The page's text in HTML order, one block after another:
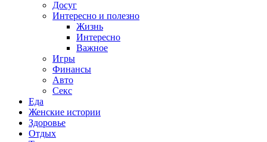
Досуг
Интересно и полезно
Жизнь
Интересно
Важное
Игры
Финансы
Авто
Секс
Еда
Женские истории
Здоровье
Отдых